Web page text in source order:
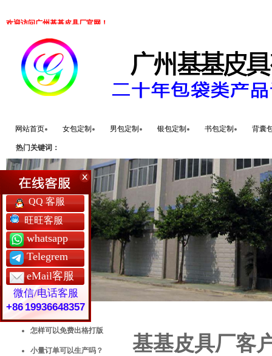
欢迎访问广州基基皮具厂官网！
网站首页 女包定制 男包定制 银包定制 书包定制 背囊
热门关键词：
常见问题解答
怎样可以免费出格打版
小量订单可以生产吗？ 基基皮具厂客
QQ 客服
旺旺客服
whatsapp
Telegrem
eMail客服
微信/电话客服
+86 19936648357